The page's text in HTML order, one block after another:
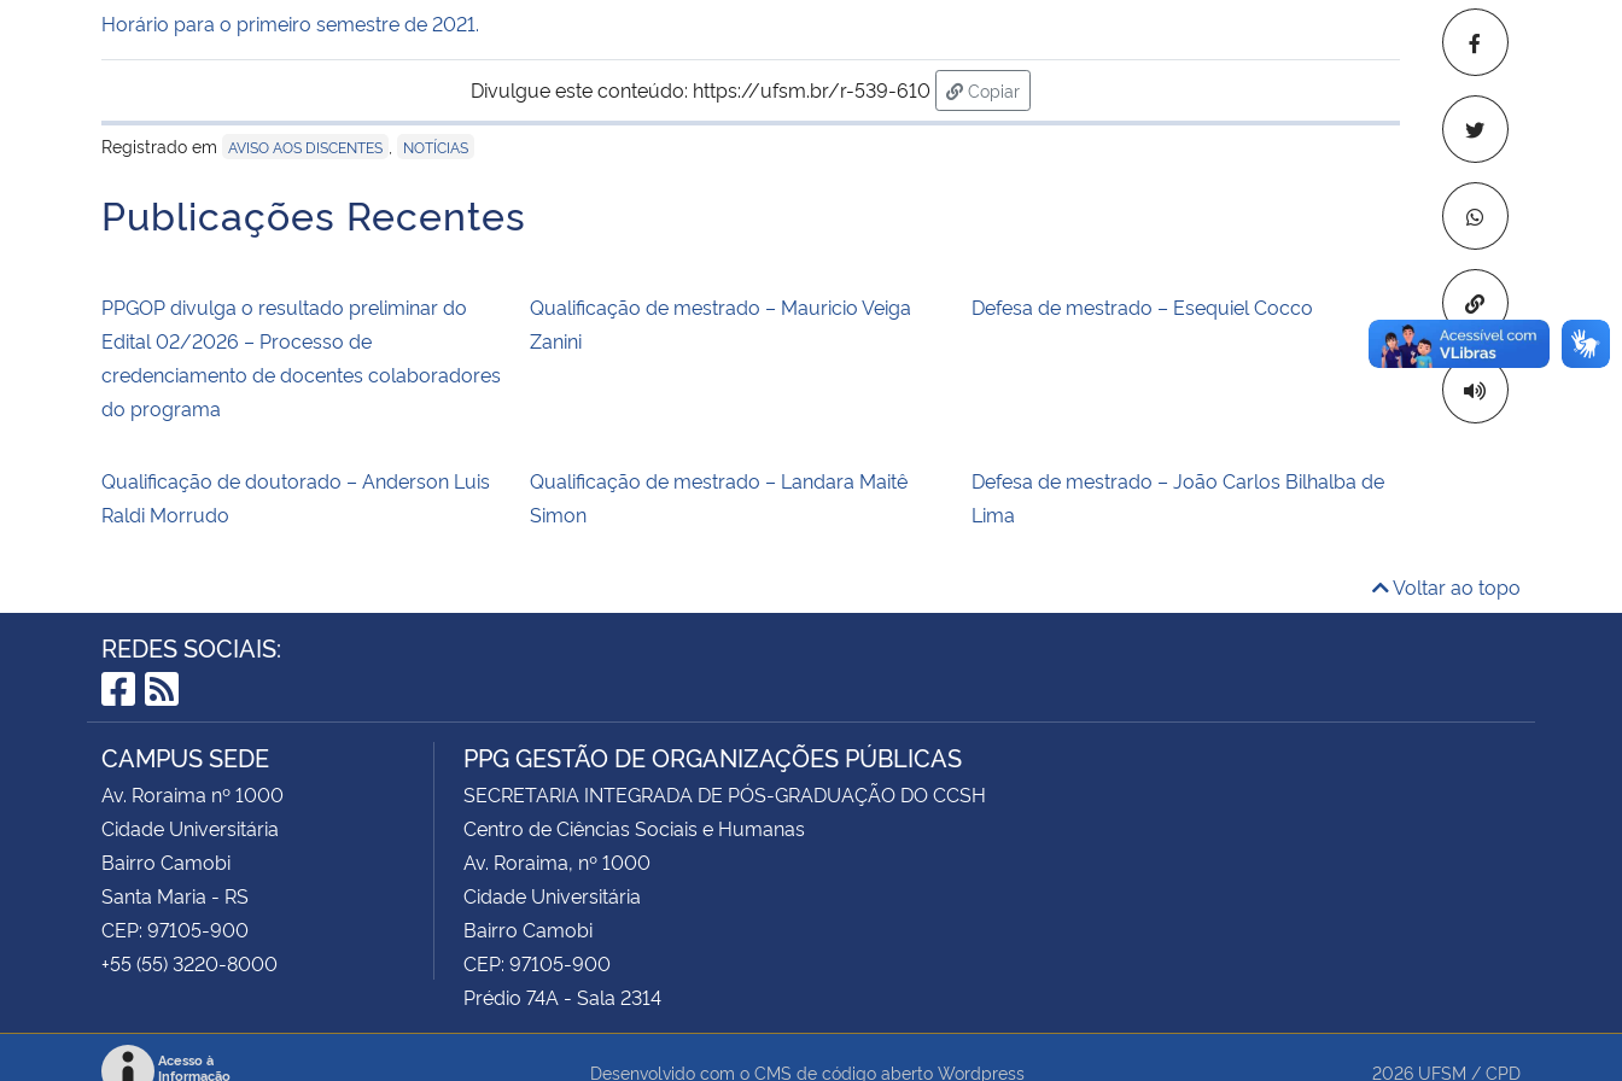
Copiar para
Horário para o primeiro semestre de 2021.
Divulgue este conteúdo: https://ufsm.br/r-539-610
Copiar
para área de transferência
Registrado em AVISO AOS DISCENTES NOTÍCIAS
Publicações Recentes
PPGOP divulga o resultado preliminar do
Edital 02/2026 – Processo de
credenciamento de docentes colaboradores
do programa
Qualificação de mestrado – Mauricio Veiga
Zanini
Defesa de mestrado – Esequiel Cocco
Qualificação de doutorado – Anderson Luis
Raldi Morrudo
Qualificação de mestrado – Landara Maitê
Simon
Defesa de mestrado – João Carlos Bilhalba de
Lima
Voltar ao topo
REDES SOCIAIS:
Facebook
RSS
CAMPUS SEDE
Av. Roraima nº 1000
Cidade Universitária
Bairro Camobi
Santa Maria - RS
CEP: 97105-900
+55 (55) 3220-8000
PPG GESTÃO DE ORGANIZAÇÕES PÚBLICAS
SECRETARIA INTEGRADA DE PÓS-GRADUAÇÃO DO CCSH
Centro de Ciências Sociais e Humanas
Av. Roraima, nº 1000
Cidade Universitária
Bairro Camobi
CEP: 97105-900
Prédio 74A - Sala 2314
Acesso à
Informação
Desenvolvido com o CMS de código aberto Wordpress 2026 UFSM / CPD